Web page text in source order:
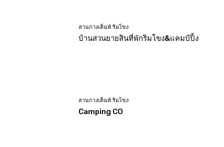
ลานกางเต็นท์ ริมโขง
บ้านสวนยายสินที่พักริมโขง&แคมป์ปิ้ง
ลานกางเต็นท์ ริมโขง
Camping CO